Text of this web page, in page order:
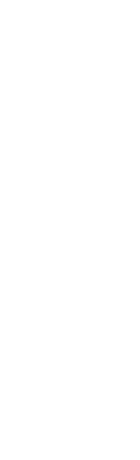
te pierdas
a nuestro
del vapeo y la
to our daily
and tobacco